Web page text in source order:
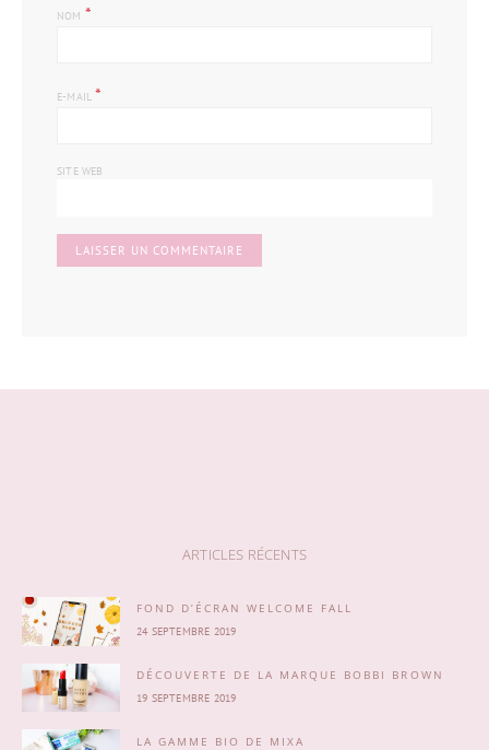
NOM *
E-MAIL*
SITE WEB
ARTICLES RÉCENTS
FOND D’ÉCRAN WELCOME FALL
24 SEPTEMBRE 2019
DÉCOUVERTE DE LA MARQUE BOBBI BROWN
19 SEPTEMBRE 2019
LA GAMME BIO DE MIXA